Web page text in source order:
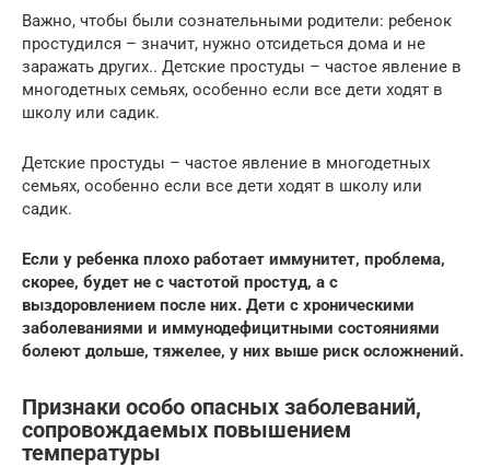
Важно, чтобы были сознательными родители: ребенок
простудился – значит, нужно отсидеться дома и не
заражать других.. Детские простуды – частое явление в
многодетных семьях, особенно если все дети ходят в
школу или садик.
Детские простуды – частое явление в многодетных
семьях, особенно если все дети ходят в школу или
садик.
Если у ребенка плохо работает иммунитет, проблема,
скорее, будет не с частотой простуд, а с
выздоровлением после них. Дети с хроническими
заболеваниями и иммунодефицитными состояниями
болеют дольше, тяжелее, у них выше риск осложнений.
Признаки особо опасных заболеваний,
сопровождаемых повышением
температуры